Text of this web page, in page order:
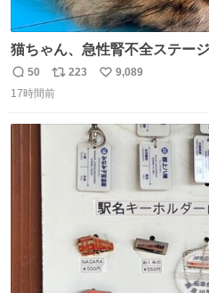
猫ちゃん、急性腎不全ステー
になりました😭点滴も週一で
と2、3日持たないって言われ
道泣きながら歩いてたら向こ
返
信
50
リ
ポ
223
い
数
9,089
17時間前